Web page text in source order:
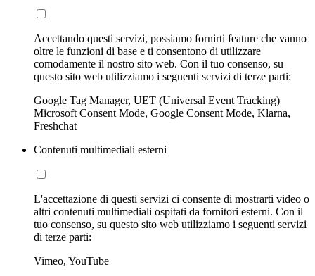
Accettando questi servizi, possiamo fornirti feature che vanno
oltre le funzioni di base e ti consentono di utilizzare
comodamente il nostro sito web. Con il tuo consenso, su
questo sito web utilizziamo i seguenti servizi di terze parti:
Google Tag Manager, UET (Universal Event Tracking)
Microsoft Consent Mode, Google Consent Mode, Klarna,
Freshchat
Contenuti multimediali esterni
L'accettazione di questi servizi ci consente di mostrarti video o
altri contenuti multimediali ospitati da fornitori esterni. Con il
tuo consenso, su questo sito web utilizziamo i seguenti servizi
di terze parti:
Vimeo, YouTube